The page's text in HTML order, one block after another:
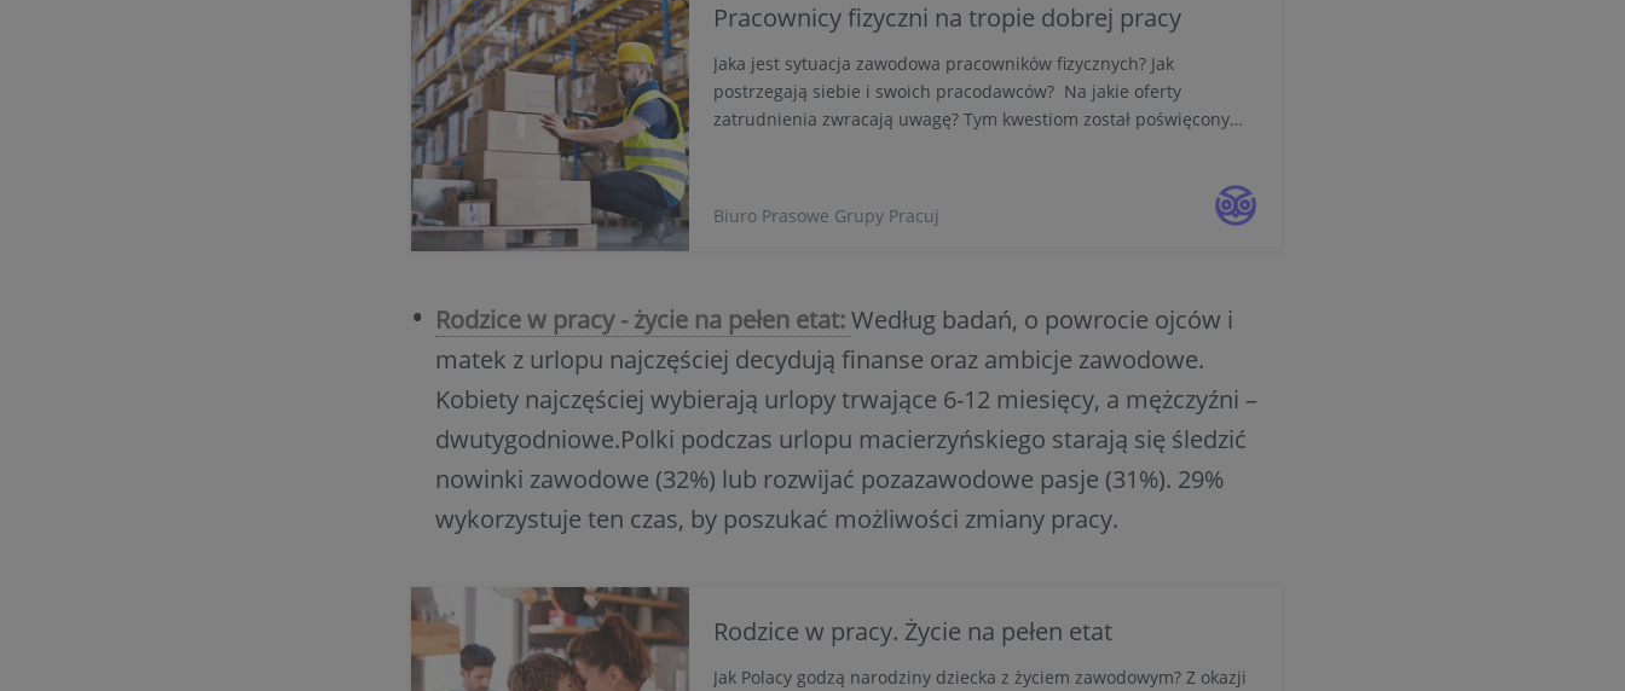
Pracownicy fizyczni na tropie dobrej pracy
Jaka jest sytuacja zawodowa pracowników fizycznych? Jak
postrzegają siebie i swoich pracodawców? Na jakie oferty
zatrudnienia zwracają uwagę? Tym kwestiom został poświęcony
świadomi popytu na kadry i pewni swoich kompetencji. Szukają też
partnerskich relacji z pracodawcami i jasnych zasad zatrudnienia.
Biuro Prasowe Grupy Pracuj
Rodzice w pracy - życie na pełen etat:Według badań, o powrocie ojców i
matek z urlopu najczęściej decydują finanse oraz ambicje zawodowe.
Kobiety najczęściej wybierają urlopy trwające 6-12 miesięcy, a mężczyźni –
dwutygodniowe.Polki podczas urlopu macierzyńskiego starają się śledzić
nowinki zawodowe (32%) lub rozwijać pozazawodowe pasje (31%). 29%
wykorzystuje ten czas, by poszukać możliwości zmiany pracy.
Rodzice w pracy. Życie na pełen etat
Jak Polacy godzą narodziny dziecka z życiem zawodowym? Z okazji